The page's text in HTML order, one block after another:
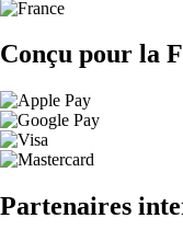
Conçu pour la
Partenaires